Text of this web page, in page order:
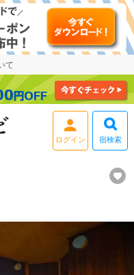
て
ログイン
宿検索